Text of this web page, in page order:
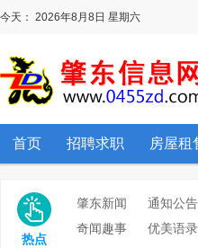
今天： 2026年8月8日 星期六
首页 招聘求职 房屋租
肇东新闻 通知公告
奇闻趣事
优美语录
热点